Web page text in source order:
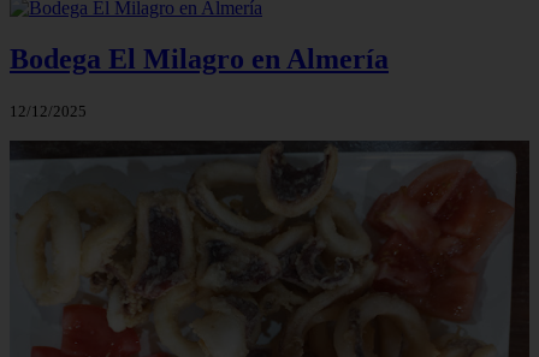
Bodega El Milagro en Almería
12/12/2025